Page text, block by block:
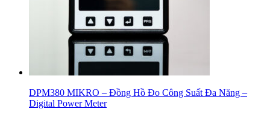
DPM380 MIKRO – Đồng Hồ Đo Công Suất Đa Năng –
Digital Power Meter